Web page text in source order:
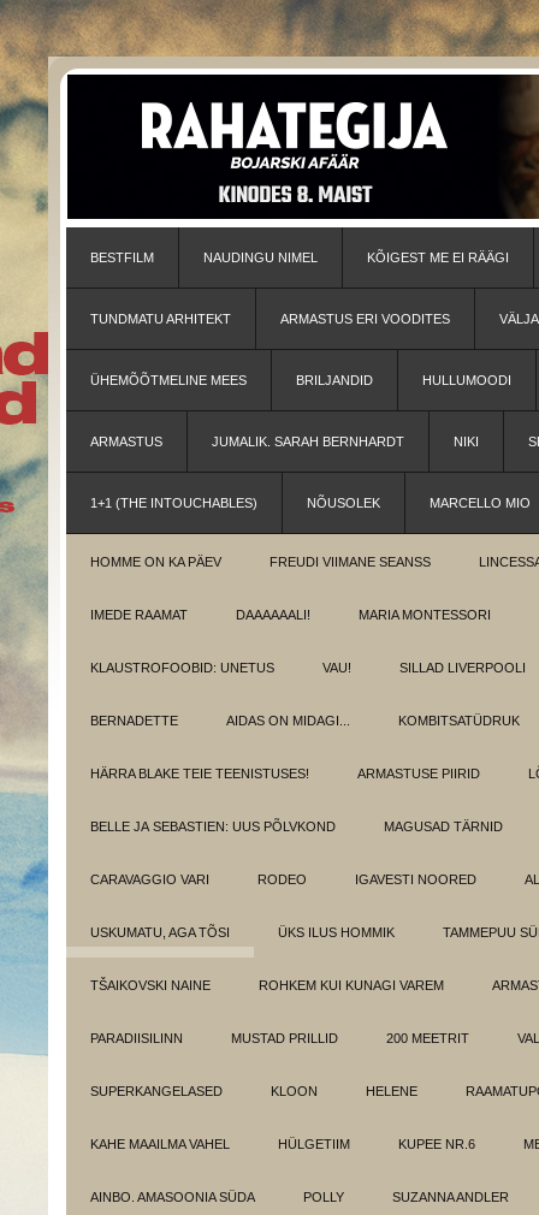
BESTFILM NAUDINGU NIMEL KÕIGEST ME EI RÄÄGI
TUNDMATU ARHITEKT ARMASTUS ERI VOODITES
ÜHEMÕÕTMELINE MEES BRILJANDID HULLUMOODI
ARMASTUS JUMALIK. SARAH BERNHARDT NIKI
1+1 (THE INTOUCHABLES) NÕUSOLEK MARCELLO MIO
HOMME ON KA PÄEV FREUDI VIIMANE SEANSS
IMEDE RAAMAT DAAAAAALI! MARIA MONTESSORI
KLAUSTROFOOBID: UNETUS VAU! SILLAD LIVERPOOLI
BERNADETTE AIDAS ON MIDAGI... KOMBITSATÜDRUK
HÄRRA BLAKE TEIE TEENISTUSES! ARMASTUSE PIIRID
BELLE JA SEBASTIEN: UUS PÕLVKOND MAGUSAD TÄRNID
CARAVAGGIO VARI RODEO IGAVESTI NOORED
USKUMATU, AGA TÕSI ÜKS ILUS HOMMIK TAMMEPUU
TŠAIKOVSKI NAINE ROHKEM KUI KUNAGI VAREM
PARADIISILINN MUSTAD PRILLID 200 MEETRIT
SUPERKANGELASED KLOON HELENE
KAHE MAAILMA VAHEL HÜLGETIIM KUPEE NR.6
AINBO. AMASOONIA SÜDA POLLY SUZANNA ANDLER